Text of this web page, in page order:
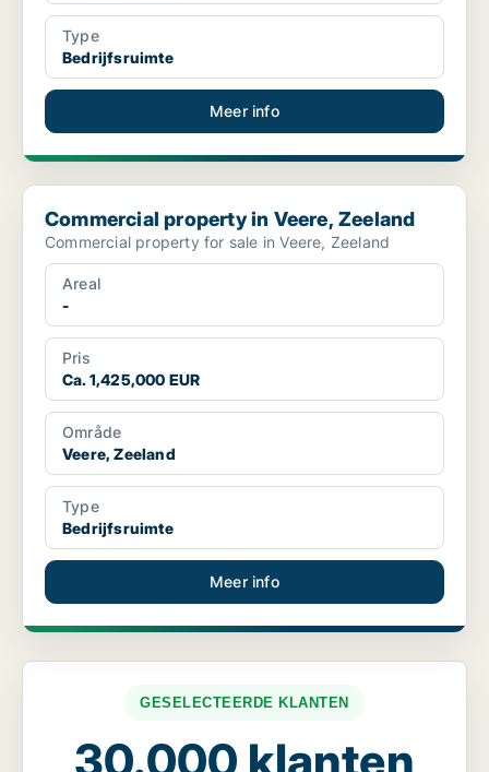
Type
Bedrijfsruimte
Meer info
Commercial property in Veere, Zeeland
Commercial property in Veere, Zeeland
Commercial property for sale in Veere, Zeeland
Areal
-
Pris
Ca. 1,425,000 EUR
Område
Veere, Zeeland
Type
Bedrijfsruimte
Meer info
GESELECTEERDE KLANTEN
30.000 klanten